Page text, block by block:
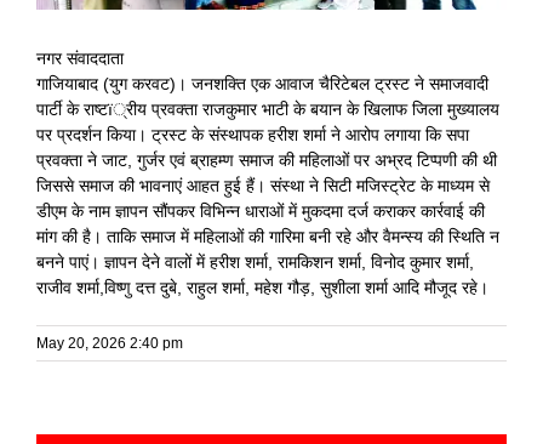
नगर संवाददाता
गाजियाबाद (युग करवट)। जनशक्ति एक आवाज चैरिटेबल ट्रस्ट ने समाजवादी
पार्टी के राष्टï्रीय प्रवक्ता राजकुमार भाटी के बयान के खिलाफ जिला मुख्यालय
पर प्रदर्शन किया। ट्रस्ट के संस्थापक हरीश शर्मा ने आरोप लगाया कि सपा
प्रवक्ता ने जाट, गुर्जर एवं ब्राहम्ण समाज की महिलाओं पर अभ्रद टिप्पणी की थी
जिससे समाज की भावनाएं आहत हुई हैं। संस्था ने सिटी मजिस्ट्रेट के माध्यम से
डीएम के नाम ज्ञापन सौंपकर विभिन्न धाराओं में मुकदमा दर्ज कराकर कार्रवाई की
मांग की है। ताकि समाज में महिलाओं की गारिमा बनी रहे और वैमन्स्य की स्थिति न
बनने पाएं। ज्ञापन देने वालों में हरीश शर्मा, रामकिशन शर्मा, विनोद कुमार शर्मा,
राजीव शर्मा,विष्णु दत्त दुबे, राहुल शर्मा, महेश गौड़, सुशीला शर्मा आदि मौजूद रहे।
May 20, 2026 2:40 pm